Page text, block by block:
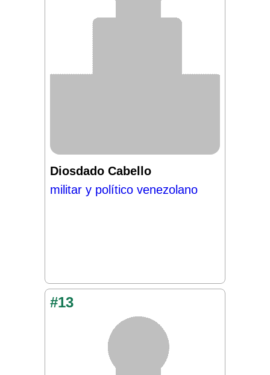
Diosdado Cabello
militar y político venezolano
#13